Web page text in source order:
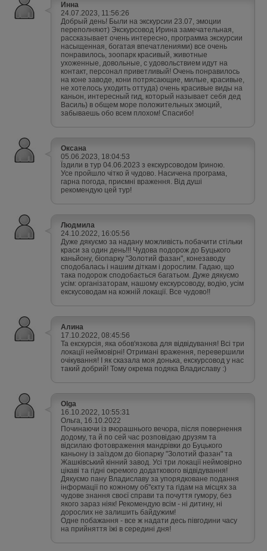
Инна
24.07.2023, 11:56:26
Добрый день! Были на экскурсии 23.07, эмоции
переполняют) Экскурсовод Ирина замечательная,
рассказывает очень интересно, программа экскурсии
насыщенная, богатая впечатлениями) все очень
понравилось, зоопарк красивый, животные
ухоженные, довольные, с удовольствием идут на
контакт, персонал приветливый! Очень понравилось
на коне заводе, кони потрясающие, милые, красивые,
не хотелось уходить оттуда) очень красивые виды на
каньон, интересный гид, который называет себя дед
Василь) в общем море положительных эмоций,
забываешь обо всем плохом! Спасибо!
Оксана
05.06.2023, 18:04:53
Їздили в тур 04.06.2023 з екскурсоводом Іриною.
Усе пройшло чітко й чудово. Насичена програма,
гарна погода, приємні враження. Від душі
рекомендую цей тур!
Людмила
24.10.2022, 16:05:56
Дуже дякуємо за надану можливість побачити стільки
краси за один день!!! Чудова подорож до Буцького
каньйону, біопарку "Золотий фазан", конезаводу
сподобалась і нашим діткам і дорослим. Гадаю, що
така подорож сподобається багатьом. Дуже дякуємо
усім: організаторам, нашому екскурсоводу, водію, усім
екскусоводам на кожній локації. Все чудово!!
Алина
17.10.2022, 08:45:56
Та екскурсія, яка обов'язкова для відвідування! Всі три
локації неймовірні! Отримані враження, перевершили
очікування! І як сказала моя донька, екскурсовод у нас
такий добрий! Тому окрема подяка Владиславу :)
Olga
16.10.2022, 10:55:31
Ольга, 16.10.2022
Починаючи із вчорашнього вечора, після повернення
додому, та й по сей час розповідаю друзям та
відсилаю фотовраження мандрівки до Буцького
каньону із заїздом до біопарку "Золотий фазан" та
Жашківський кінний завод. Усі три локації неймовірно
цікаві та гідні окремого додаткового відвідування!
Дякуємо пану Владиславу за упорядковане подання
інформації по кожному об"єкту та гідам на місцях за
чудове знання своєї справи та почуття гумору, без
якого зараз ніяк! Рекомендую всім - ні дитину, ні
дорослих не залишить байдужим!
Одне побажання - все ж надати десь півгодини часу
на прийняття їжі в середині дня!